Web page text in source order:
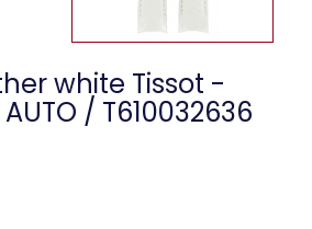
white Tissot -
AUTO / T610032636